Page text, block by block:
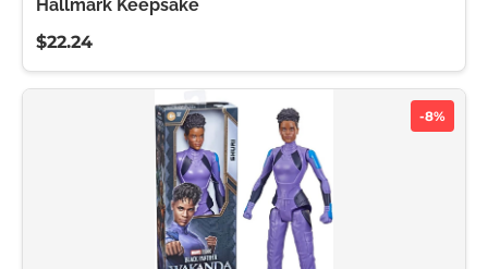
Hallmark Keepsake
$22.24
-8%